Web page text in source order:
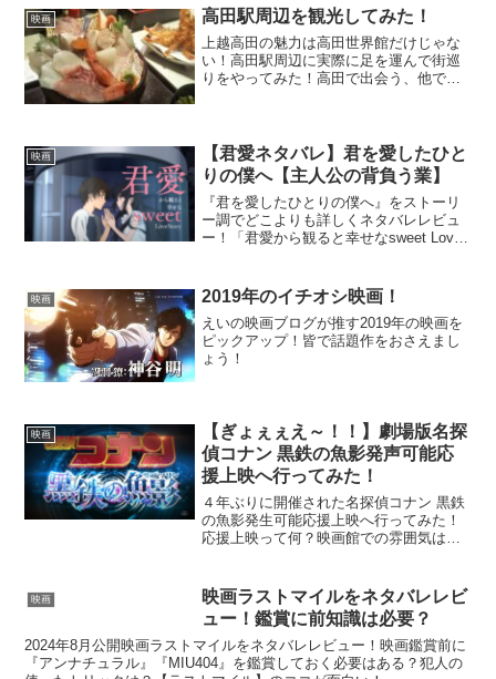
か？映画を観て確かめてみました！
映画 高田駅周辺を観光してみた！
上越高田の魅力は高田世界館だけじゃな
い！高田駅周辺に実際に足を運んで街巡
りをやってみた！高田で出会う、他では
映画
【君愛ネタバレ】君を愛したひと
りの僕へ【主人公の背負う業】
『君を愛したひとりの僕へ』をストーリ
ー調でどこよりも詳しくネタバレレビュ
ー！「君愛から観ると幸せなsweet Love
ら？
映画 2019年のイチオシ映画！
えいの映画ブログが推す2019年の映画を
ピックアップ！皆で話題作をおさえまし
ょう！
映画
【ぎょぇぇえ～！！】劇場版名探
偵コナン 黒鉄の魚影発声可能応
援上映へ行ってみた！
４年ぶりに開催された名探偵コナン 黒鉄
の魚影発生可能応援上映へ行ってみた！
応援上映って何？映画館での雰囲気は？
映画
映画ラストマイルをネタバレレビ
ュー！鑑賞に前知識は必要？
2024年8月公開映画ラストマイルをネタバレレビュー！映画鑑賞前に
『アンナチュラル』『MIU404』を鑑賞しておく必要はある？犯人の